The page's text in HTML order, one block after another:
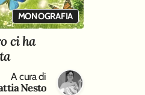
MONOGRAFIA
ci ha
A cura di
Nesto